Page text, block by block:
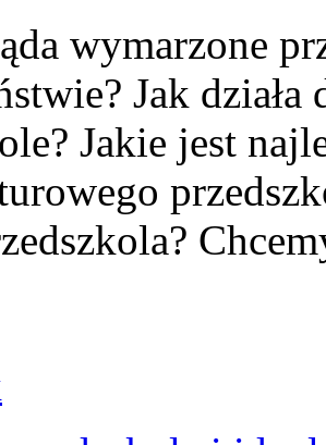
wymarzone
Jak
Jakie jest